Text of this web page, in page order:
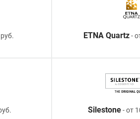
ETNA Quartz-
Silestone- от